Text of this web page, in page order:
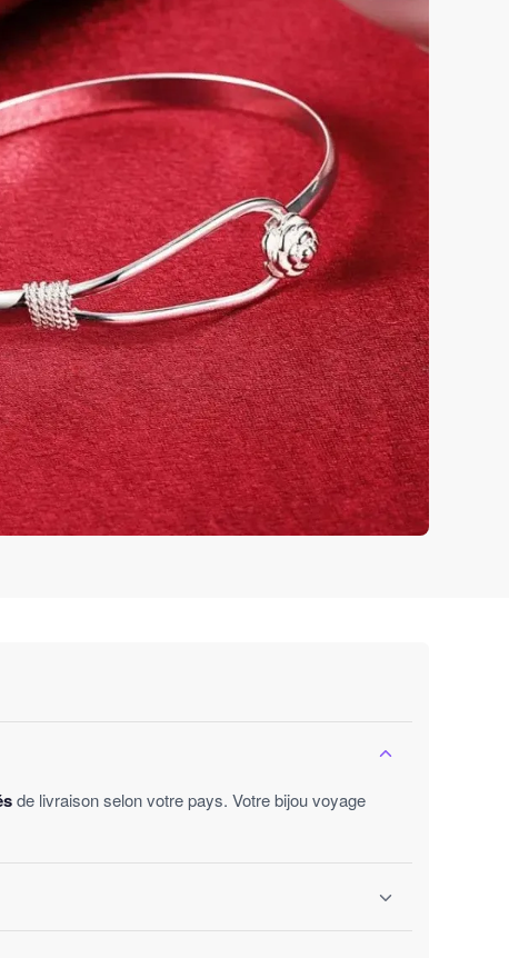
de livraison selon votre pays. Votre bijou voyage